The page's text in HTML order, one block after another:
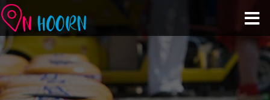
Veranstaltungskalender
Sehen & tun